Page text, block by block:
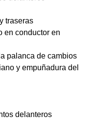
traseras
en conductor en
palanca de cambios
y empuñadura del
delanteros